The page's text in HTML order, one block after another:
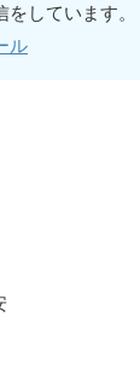
しています。
ル